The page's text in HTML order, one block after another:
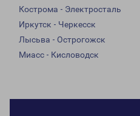
Кострома - Электросталь
Иркутск - Черкесск
Лысьва - Острогожск
Миасс - Кисловодск